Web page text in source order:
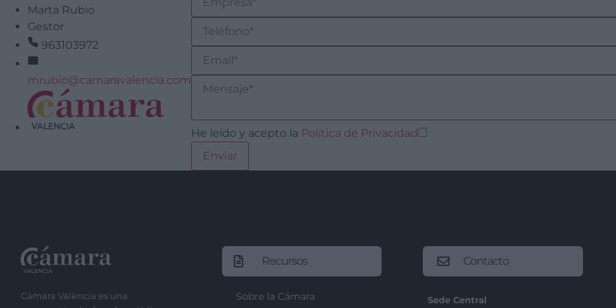
Marta Rubio
Gestor
963103972
mrubio@camaravalencia.com
He leído y acepto la Política de Privacidad
Cámara València es una
Recursos
Sobre la Cámara
Contacto
Sede Central